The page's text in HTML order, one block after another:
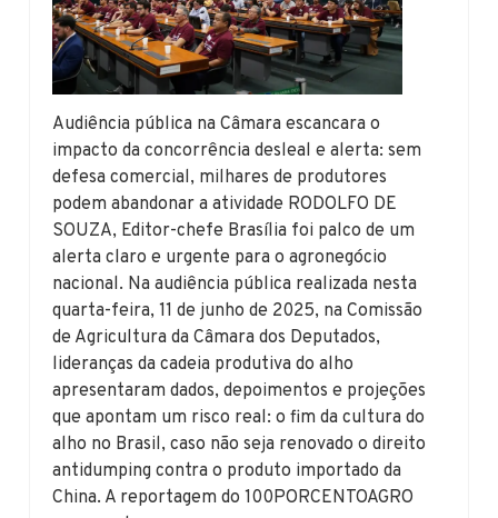
Audiência pública na Câmara escancara o
impacto da concorrência desleal e alerta: sem
defesa comercial, milhares de produtores
podem abandonar a atividade RODOLFO DE
SOUZA, Editor-chefe Brasília foi palco de um
alerta claro e urgente para o agronegócio
nacional. Na audiência pública realizada nesta
quarta-feira, 11 de junho de 2025, na Comissão
de Agricultura da Câmara dos Deputados,
lideranças da cadeia produtiva do alho
apresentaram dados, depoimentos e projeções
que apontam um risco real: o fim da cultura do
alho no Brasil, caso não seja renovado o direito
antidumping contra o produto importado da
China. A reportagem do 100PORCENTOAGRO